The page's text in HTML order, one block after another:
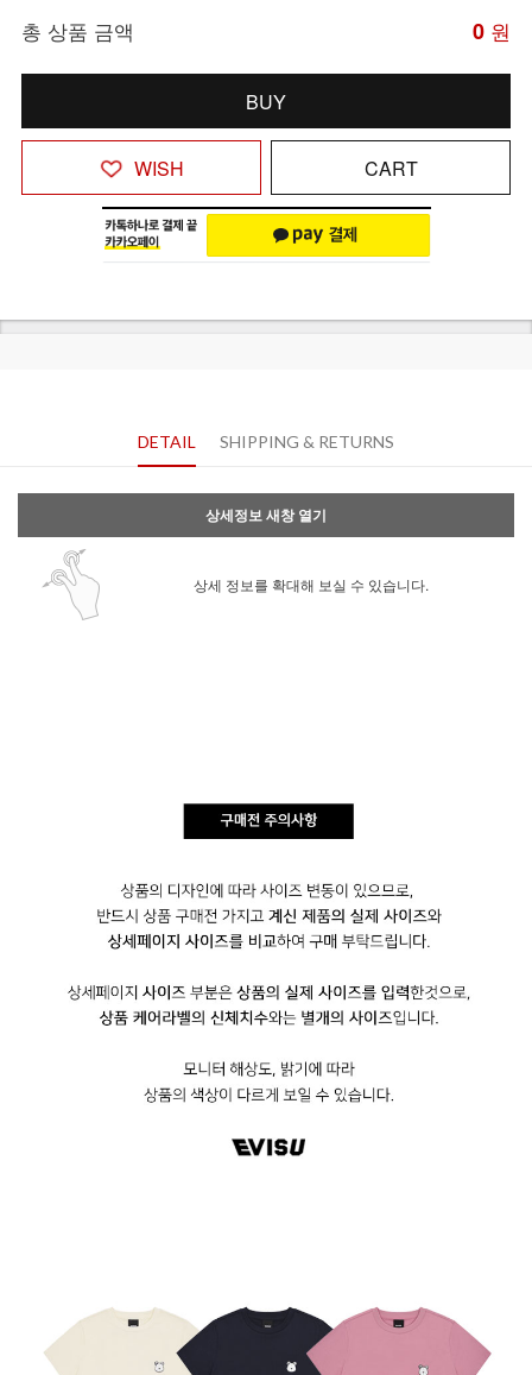
총 상품 금액 0 원
BUY
WISH CART
DETAIL SHIPPING & RETURNS
상세정보 새창 열기
상세 정보를 확대해 보실 수 있습니다.